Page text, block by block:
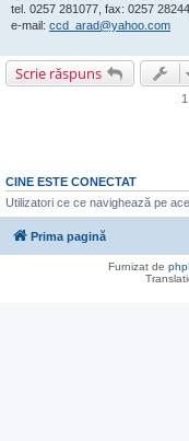
tel. 0257 281077, fax: 0257
e-mail: ccd_arad@yahoo.com
Scrie răspuns
CINE ESTE CONECTAT
Utilizatori ce ce navighează pe
Prima pagină
Furnizat de